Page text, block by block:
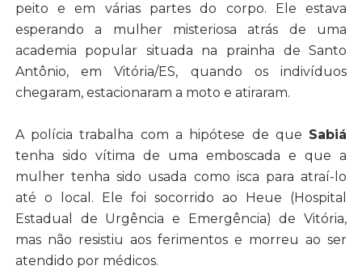
peito e em várias partes do corpo. Ele estava
esperando a mulher misteriosa atrás de uma
academia popular situada na prainha de Santo
Antônio, em Vitória/ES, quando os indivíduos
chegaram, estacionaram a moto e atiraram.
A polícia trabalha com a hipótese de que Sabiá
tenha sido vítima de uma emboscada e que a
mulher tenha sido usada como isca para atraí-lo
até o local. Ele foi socorrido ao Heue (Hospital
Estadual de Urgência e Emergência) de Vitória,
mas não resistiu aos ferimentos e morreu ao ser
atendido por médicos.